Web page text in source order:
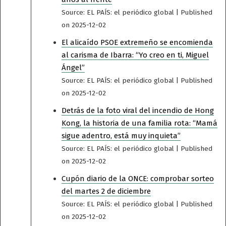
Source: EL PAÍS: el periódico global
Published
on 2025-12-02
El alicaído PSOE extremeño se encomienda
al carisma de Ibarra: “Yo creo en ti, Miguel
Ángel”
Source: EL PAÍS: el periódico global
Published
on 2025-12-02
Detrás de la foto viral del incendio de Hong
Kong, la historia de una familia rota: “Mamá
sigue adentro, está muy inquieta”
Source: EL PAÍS: el periódico global
Published
on 2025-12-02
Cupón diario de la ONCE: comprobar sorteo
del martes 2 de diciembre
Source: EL PAÍS: el periódico global
Published
on 2025-12-02